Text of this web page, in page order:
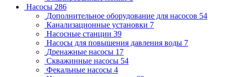
Насосы 286
Дополнительное оборудование для насосов 54
Канализационные установки 7
Насосные станции 39
Насосы для повышения давления воды 7
Дренажные насосы 17
Скважинные насосы 54
Фекальные насосы 4